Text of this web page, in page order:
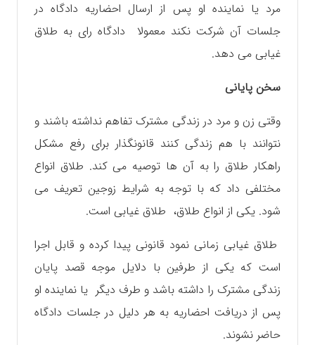
مرد یا نماینده او پس از ارسال احضاریه دادگاه در
جلسات آن شرکت نکند معمولا دادگاه رای به طلاق
غیابی می دهد.
سخن پایانی
وقتی زن و مرد در زندگی مشترک تفاهم نداشته باشند و
نتوانند با هم زندگی کنند قانونگذار برای رفع مشکل
راهکار طلاق را به آن ها توصیه می کند. طلاق انواع
مختلفی داد که با توجه به شرایط زوجین تعریف می
شود. یکی از انواع طلاق، طلاق غیابی است.
طلاق غیابی زمانی نمود قانونی پیدا کرده و قابل اجرا
است که یکی از طرفین با دلایل موجه قصد پایان
زندگی مشترک را داشته باشد و طرف دیگر یا نماینده او
پس از دریافت احضاریه به هر دلیل در جلسات دادگاه
حاضر نشوند.